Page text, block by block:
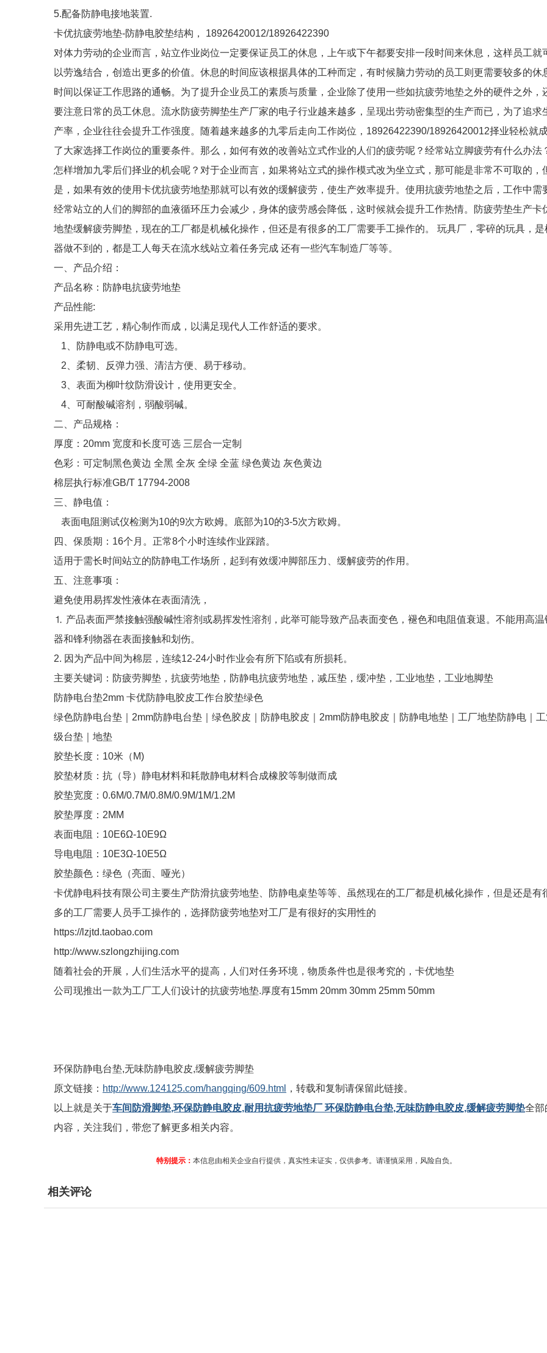
5.配备防静电接地装置.
卡优抗疲劳地垫-防静电胶垫结构， 18926420012/18926422390
对体力劳动的企业而言，站立作业岗位一定要保证员工的休息，上午或下午都要安排一段时间来休息，这样员工就
以劳逸结合，创造出更多的价值。休息的时间应该根据具体的工种而定，有时候脑力劳动的员工则更需要较多的休
时间以保证工作思路的通畅。为了提升企业员工的素质与质量，企业除了使用一些如抗疲劳地垫之外的硬件之外，
要注意日常的员工休息。流水防疲劳脚垫生产厂家的电子行业越来越多，呈现出劳动密集型的生产而已，为了追求
产率，企业往往会提升工作强度。随着越来越多的九零后走向工作岗位，18926422390/18926420012择业轻松就
了大家选择工作岗位的重要条件。那么，如何有效的改善站立式作业的人们的疲劳呢？经常站立脚疲劳有什么办法
怎样增加九零后们择业的机会呢？对于企业而言，如果将站立式的操作模式改为坐立式，那可能是非常不可取的，
是，如果有效的使用卡优抗疲劳地垫那就可以有效的缓解疲劳，使生产效率提升。使用抗疲劳地垫之后，工作中需
经常站立的人们的脚部的血液循环压力会减少，身体的疲劳感会降低，这时候就会提升工作热情。防疲劳垫生产卡
地垫缓解疲劳脚垫，现在的工厂都是机械化操作，但还是有很多的工厂需要手工操作的。 玩具厂，零碎的玩具，是
器做不到的，都是工人每天在流水线站立着任务完成 还有一些汽车制造厂等等。
一、产品介绍：
产品名称：防静电抗疲劳地垫
产品性能:
采用先进工艺，精心制作而成，以满足现代人工作舒适的要求。
1、防静电或不防静电可选。
2、柔韧、反弹力强、清洁方便、易于移动。
3、表面为柳叶纹防滑设计，使用更安全。
4、可耐酸碱溶剂，弱酸弱碱。
二、产品规格：
厚度：20mm 宽度和长度可选 三层合一定制
色彩：可定制黑色黄边 全黑 全灰 全绿 全蓝 绿色黄边 灰色黄边
棉层执行标准GB/T 17794-2008
三、静电值：
表面电阻测试仪检测为10的9次方欧姆。底部为10的3-5次方欧姆。
四、保质期：16个月。正常8个小时连续作业踩踏。
适用于需长时间站立的防静电工作场所，起到有效缓冲脚部压力、缓解疲劳的作用。
五、注意事项：
避免使用易挥发性液体在表面清洗，
⒈ 产品表面严禁接触强酸碱性溶剂或易挥发性溶剂，此举可能导致产品表面变色，褪色和电阻值衰退。不能用高温
器和锋利物器在表面接触和划伤。
2. 因为产品中间为棉层，连续12-24小时作业会有所下陷或有所损耗。
主要关键词：防疲劳脚垫，抗疲劳地垫，防静电抗疲劳地垫，减压垫，缓冲垫，工业地垫，工业地脚垫
防静电台垫2mm 卡优防静电胶皮工作台胶垫绿色
绿色防静电台垫｜2mm防静电台垫｜绿色胶皮｜防静电胶皮｜2mm防静电胶皮｜防静电地垫｜工厂地垫防静电｜
级台垫｜地垫
胶垫长度：10米（M)
胶垫材质：抗（导）静电材料和耗散静电材料合成橡胶等制做而成
胶垫宽度：0.6M/0.7M/0.8M/0.9M/1M/1.2M
胶垫厚度：2MM
表面电阻：10E6Ω-10E9Ω
导电电阻：10E3Ω-10E5Ω
胶垫颜色：绿色（亮面、哑光）
卡优静电科技有限公司主要生产防滑抗疲劳地垫、防静电桌垫等等、虽然现在的工厂都是机械化操作，但是还是有
多的工厂需要人员手工操作的，选择防疲劳地垫对工厂是有很好的实用性的
https://lzjtd.taobao.com
http://www.szlongzhijing.com
随着社会的开展，人们生活水平的提高，人们对任务环境，物质条件也是很考究的，卡优地垫
公司现推出一款为工厂工人们设计的抗疲劳地垫.厚度有15mm 20mm 30mm 25mm 50mm
环保防静电台垫,无味防静电胶皮,缓解疲劳脚垫
原文链接： http://www.124125.com/hangqing/609.html
，转载和复制请保留此链接。
以上就是关于车间防滑脚垫,环保防静电胶皮,耐用抗疲劳地垫厂 环保防静电台垫,无味防静电胶皮,缓解疲劳脚垫全部
内容，关注我们，带您了解更多相关内容。
特别提示： 本信息由相关企业自行提供，真实性未证实，仅供参考。请谨慎采用，风险自负。
相关评论